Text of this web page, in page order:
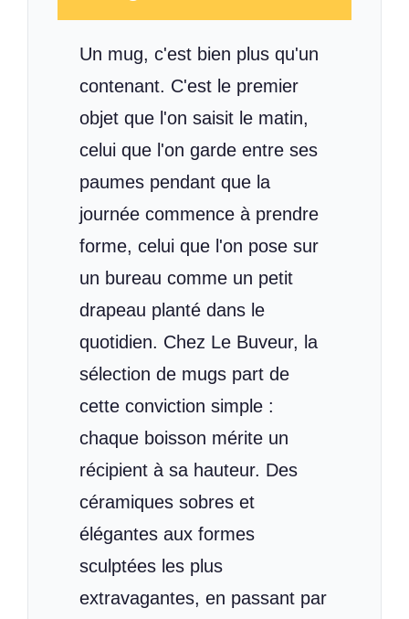
Un mug, c'est bien plus qu'un
contenant. C'est le premier
objet que l'on saisit le matin,
celui que l'on garde entre ses
paumes pendant que la
journée commence à prendre
forme, celui que l'on pose sur
un bureau comme un petit
drapeau planté dans le
quotidien. Chez Le Buveur, la
sélection de mugs part de
cette conviction simple :
chaque boisson mérite un
récipient à sa hauteur. Des
céramiques sobres et
élégantes aux formes
sculptées les plus
extravagantes, en passant par